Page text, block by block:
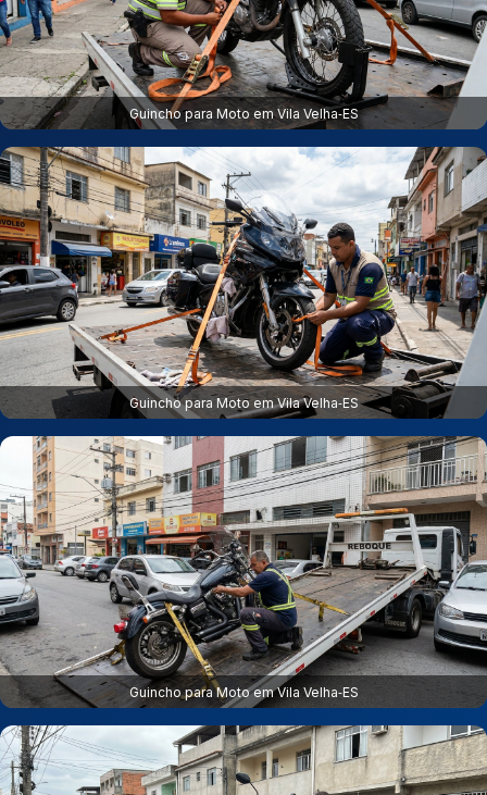
Guincho para Moto em Vila Velha‑ES
Guincho para Moto em Vila Velha‑ES
Guincho para Moto em Vila Velha‑ES